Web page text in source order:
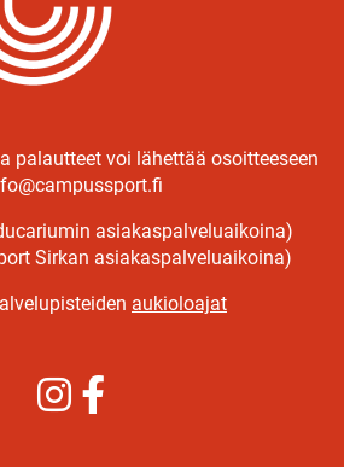
palautteet voi lähettää osoitteeseen
asiakaspalveluaikoina)
Sirkan asiakaspalveluaikoina)
aukioloajat
Instagram